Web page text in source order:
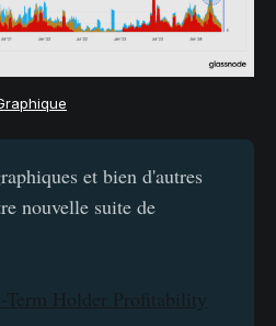
et bien d'autres
nouvelle suite de
Term Holder Profitability